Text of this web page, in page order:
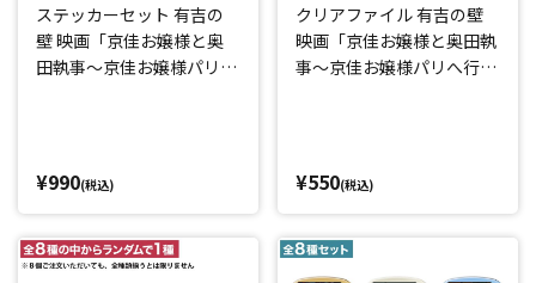
ステッカーセット 有吉の
壁 映画「京佳お嬢様と奥
田執事～京佳お嬢様パリへ
¥990(税込)
クリアファイル 有吉の壁
映画「京佳お嬢様と奥田執
事～京佳お嬢様パリへ行く
¥550(税込)